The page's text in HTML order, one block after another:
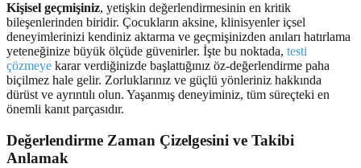
Kişisel geçmişiniz, yetişkin değerlendirmesinin en kritik
bileşenlerinden biridir. Çocukların aksine, klinisyenler içsel
deneyimlerinizi kendiniz aktarma ve geçmişinizden anıları hatırlama
yeteneğinize büyük ölçüde güvenirler. İşte bu noktada, testi
çözmeye karar verdiğinizde başlattığınız öz-değerlendirme paha
biçilmez hale gelir. Zorluklarınız ve güçlü yönleriniz hakkında
dürüst ve ayrıntılı olun. Yaşanmış deneyiminiz, tüm süreçteki en
önemli kanıt parçasıdır.
Değerlendirme Zaman Çizelgesini ve Takibi
Anlamak